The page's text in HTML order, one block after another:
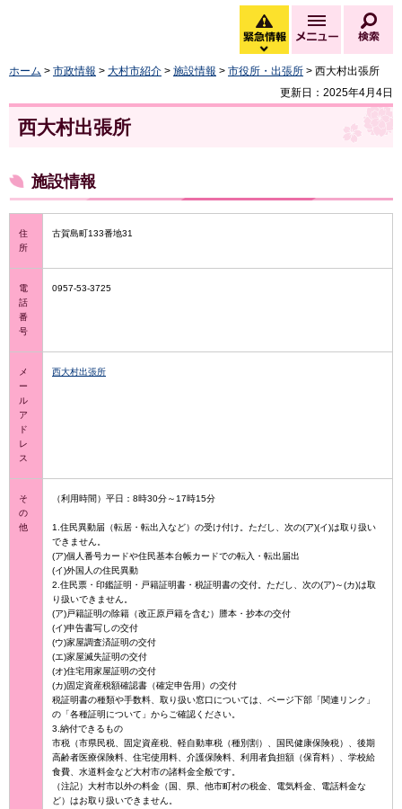
緊急情報
緊急情報を開く
メニュー
ホーム > 市政情報 > 大村市紹介 > 施設情報 > 市役所・出張所 > 西大村出張所
更新日：2025年4月4日
西大村出張所
施設情報
住
所
古賀島町133番地31
電
話
番
号
0957-53-3725
メ
ー
ル
ア
ド
レ
ス
西大村出張所
そ
の
他
（利用時間）平日：8時30分～17時15分
1.住民異動届（転居・転出入など）の受け付け。ただし、次の(ア)(イ)は取り扱い
できません。
(ア)個人番号カードや住民基本台帳カードでの転入・転出届出
(イ)外国人の住民異動
2.住民票・印鑑証明・戸籍証明書・税証明書の交付。ただし、次の(ア)～(カ)は取
り扱いできません。
(ア)戸籍証明の除籍（改正原戸籍を含む）謄本・抄本の交付
(イ)申告書写しの交付
(ウ)家屋調査済証明の交付
(エ)家屋滅失証明の交付
(オ)住宅用家屋証明の交付
(カ)固定資産税額確認書（確定申告用）の交付
税証明書の種類や手数料、取り扱い窓口については、ページ下部「関連リンク」
の「各種証明について」からご確認ください。
3.納付できるもの
市税（市県民税、固定資産税、軽自動車税（種別割）、国民健康保険税）、後期
高齢者医療保険料、住宅使用料、介護保険料、利用者負担額（保育料）、学校給
食費、水道料金など大村市の諸料金全般です。
（注記）大村市以外の料金（国、県、他市町村の税金、電気料金、電話料金な
ど）はお取り扱いできません。